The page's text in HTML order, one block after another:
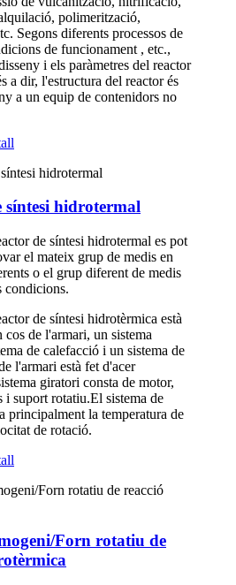
polimerització,
Segons diferents processos de
de funcionament , etc.,
i els paràmetres del reactor
a dir, l'estructura del reactor és
a un equip de contenidors no
síntesi hidrotermal
de síntesi hidrotermal es pot
el mateix grup de medis en
o el grup diferent de medis
condicions.
de síntesi hidrotèrmica està
cos de l'armari, un sistema
de calefacció i un sistema de
l'armari està fet d'acer
giratori consta de motor,
i suport rotatiu.El sistema de
principalment la temperatura de
de rotació.
Forn rotatiu de